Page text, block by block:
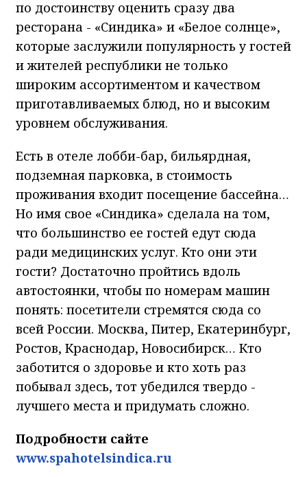
по достоинству оценить сразу два
ресторана - «Синдика» и «Белое солнце»,
которые заслужили популярность у гостей
и жителей республики не только
широким ассортиментом и качеством
приготавливаемых блюд, но и высоким
уровнем обслуживания.
Есть в отеле лобби-бар, бильярдная,
подземная парковка, в стоимость
проживания входит посещение бассейна…
Но имя свое «Синдика» сделала на том,
что большинство ее гостей едут сюда
ради медицинских услуг. Кто они эти
гости? Достаточно пройтись вдоль
автостоянки, чтобы по номерам машин
понять: посетители стремятся сюда со
всей России. Москва, Питер, Екатеринбург,
Ростов, Краснодар, Новосибирск… Кто
заботится о здоровье и кто хоть раз
побывал здесь, тот убедился твердо -
лучшего места и придумать сложно.
Подробности сайте
www.spahotelsindica.ru